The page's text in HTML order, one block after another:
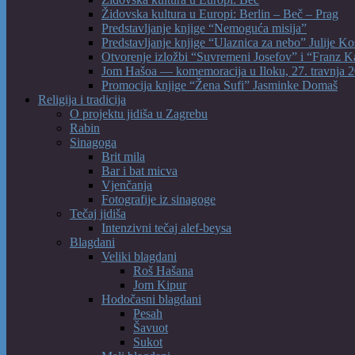
Židovska kultura u Europi: Berlin – Beč – Prag
Predstavljanje knjige “Nemoguća misija”
Predstavljanje knjige “Ulaznica za nebo” Julije
Otvorenje izložbi “Suvremeni Josefov” i “Franz
Jom Hašoa — komemoracija u Iloku, 27. travnja
Promocija knjige “Žena Sufi” Jasminke Domaš
Religija i tradicija
O projektu jidiša u Zagrebu
Rabin
Sinagoga
Brit mila
Bar i bat micva
Vjenčanja
Fotografije iz sinagoge
Tečaj jidiša
Intenzivni tečaj alef-beysa
Blagdani
Veliki blagdani
Roš Hašana
Jom Kipur
Hodočasni blagdani
Pesah
Šavuot
Sukot